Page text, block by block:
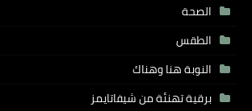
الصحة
الطقس
النوبة هنا وهناك
برقية تهنئة من شيفاتايمز